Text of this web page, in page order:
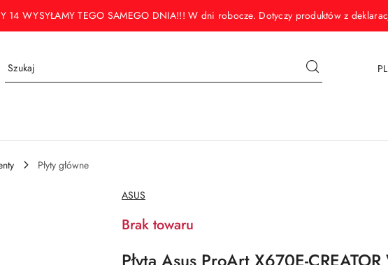
14 WYSYŁAMY TEGO SAMEGO DNIA!!! W dni robocze. Dotyczy produktów z
PL
Płyty główne
NAZWA
PRODUCENTA:
ASUS
Brak towaru